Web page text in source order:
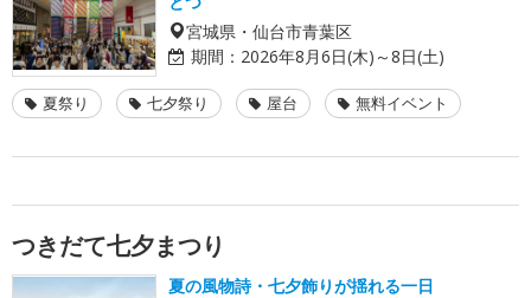
宮城県・仙台市青葉区
期間： 2026年8月6日(木)～8日(土)
夏祭り 七夕祭り 屋台 無料イベント
つきだて七夕まつり
夏の風物詩・七夕飾りが揺れる一日